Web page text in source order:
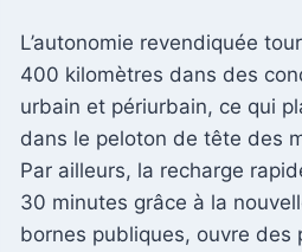
L’autonomie revendiquée
400 kilomètres dans des
urbain et périurbain, ce qui
dans le peloton de tête des
Par ailleurs, la recharge
30 minutes grâce à la
bornes publiques, ouvre des